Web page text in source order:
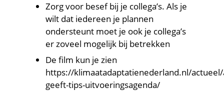
Zorg voor besef bij je collega’s. Als je
wilt dat iedereen je plannen
ondersteunt moet je ook je collega’s
er zoveel mogelijk bij betrekken
De film kun je zien
https://klimaatadaptatienederland.nl/
geeft-tips-uitvoeringsagenda/